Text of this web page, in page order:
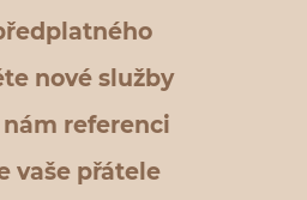
nové služby
referenci
vaše přátele